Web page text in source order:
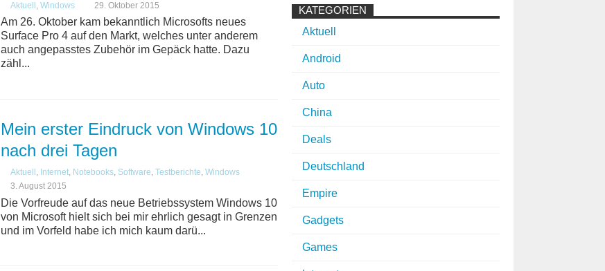
Aktuell , Windows 29. Oktober 2015
Am 26. Oktober kam bekanntlich Microsofts neues
Surface Pro 4 auf den Markt, welches unter anderem
auch angepasstes Zubehör im Gepäck hatte. Dazu
zähl...
Mein erster Eindruck von Windows 10
nach drei Tagen
Aktuell , Internet, Notebooks, Software, Testberichte, Windows
3. August 2015
Die Vorfreude auf das neue Betriebssystem Windows 10
von Microsoft hielt sich bei mir ehrlich gesagt in Grenzen
und im Vorfeld habe ich mich kaum darü...
KATEGORIEN
Aktuell
Android
Auto
China
Deals
Deutschland
Empire
Gadgets
Games